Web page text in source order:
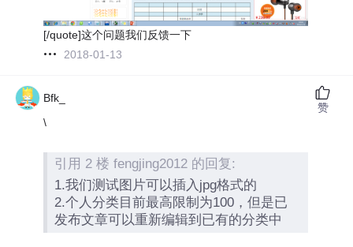
[/quote]这个问题我们反馈一下
2018-01-13
Bfk_
\
引用 2 楼 fengjing2012 的回复:
1.我们测试图片可以插入jpg格式的
2.个人分类目前最高限制为100，但是已
发布文章可以重新编辑到已有的分类中
赞